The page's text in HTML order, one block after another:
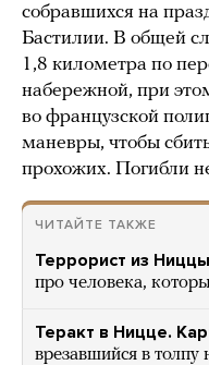
собравшихся на
Бастилии. В общей
1,8 километра по
набережной, при
во французской
маневры, чтобы
прохожих. Погибли
ЧИТАЙТЕ ТАКЖЕ
Террорист из
про человека,
Теракт в Ницце.
врезавшийся в толпу